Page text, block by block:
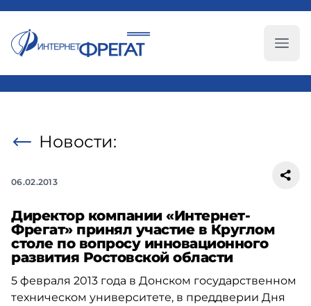
Новости:
06.02.2013
Директор компании «Интернет-
Фрегат» принял участие в Круглом
столе по вопросу инновационного
развития Ростовской области
5 февраля 2013 года в Донском государственном
техническом университете, в преддверии Дня